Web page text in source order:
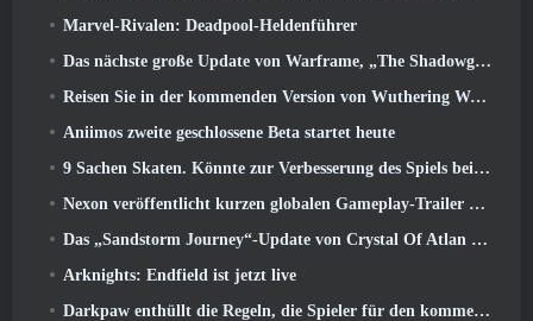
Marvel-Rivalen: Deadpool-Heldenführer
Das nächste große Update von Warframe, „The Shadowgrapher“ erscheint im März
Reisen Sie in der kommenden Version von Wuthering Waves in die verschneiten Länder der Roya Frostlands 3.1
Aniimos zweite geschlossene Beta startet heute
9 Sachen Skaten. Könnte zur Verbesserung des Spiels beitragen 2026
Nexon veröffentlicht kurzen globalen Gameplay-Trailer zu MapleStory Classic World
Das „Sandstorm Journey“-Update von Crystal Of Atlan erhöht die Levelobergrenze auf 70
Arknights: Endfield ist jetzt live
Darkpaw enthüllt die Regeln, die Spieler für den kommenden Frostreaver-Server von EverQuest gewählt haben